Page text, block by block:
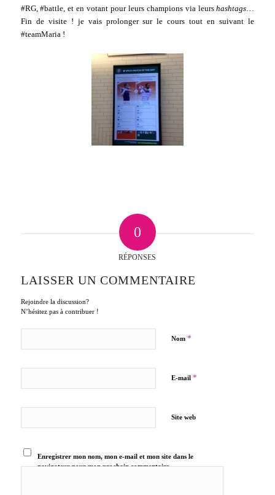
#RG, #battle, et en votant pour leurs champions via leurshashtags
Fin de visite ! je vais prolonger sur le cours tout en suivant le
#teamMaria !
0
RÉPONSES
LAISSER UN COMMENTAIRE
Rejoindre la discussion?
N’hésitez pas à contribuer !
Nom *
E-mail *
Site web
Enregistrer mon nom, mon e-mail et mon site dans le
navigateur pour mon prochain commentaire.